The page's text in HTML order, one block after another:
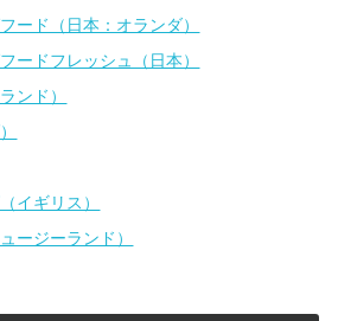
ード（日本：オランダ）
ードフレッシュ（日本）
ンド）
イギリス）
ージーランド）